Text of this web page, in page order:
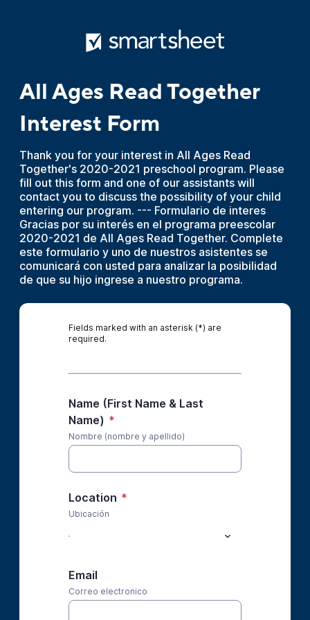
All Ages Read Together
Interest Form
Thank you for your interest in All Ages Read
Together's 2020-2021 preschool program. Please
fill out this form and one of our assistants will
contact you to discuss the possibility of your child
entering our program. --- Formulario de interes
Gracias por su interés en el programa preescolar
2020-2021 de All Ages Read Together. Complete
este formulario y uno de nuestros asistentes se
comunicará con usted para analizar la posibilidad
de que su hijo ingrese a nuestro programa.
Fields marked with an asterisk (*) are
required.
Name (First Name & Last
Name) *
Nombre (nombre y apellido)
Location *
Ubicación
Email
Correo electronico